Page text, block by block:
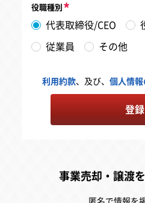
役職種別
代表取締役/CEO
従業員 その他
利用約款、及び、 個人情報
登録
事業売却・譲渡